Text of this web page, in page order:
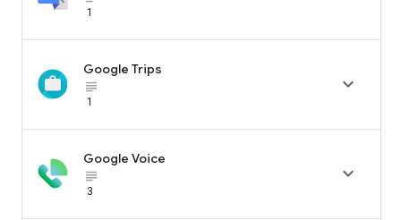
1
Google Trips
subject_black
1

Google Voice
subject_black
3
